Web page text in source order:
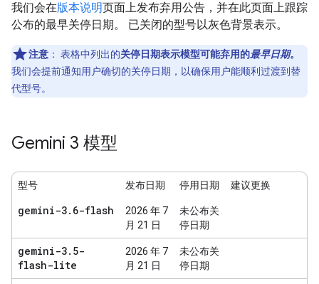
我们会在版本说明页面上发布弃用公告，并在此页面上跟踪
公布的最早关停日期。 已关闭的型号以灰色背景表示。
注意 ： 表格中列出的关停日期表示模型可能弃用的最早日期。
我们会提前通知用户确切的关停日期，以确保用户能顺利过渡到替
代型号。
Gemini 3 模型
型号 发布日期 停用日期 建议更换
gemini-3. 6-flash
2026 年 7
月 21 日
未公布关
停日期
gemini-3. 5-
flash-lite
2026 年 7
月 21 日
未公布关
停日期